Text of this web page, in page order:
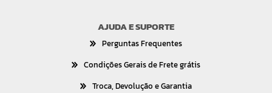
AJUDA E SUPORTE
Perguntas Frequentes
Condições Gerais de Frete grátis
Troca, Devolução e Garantia